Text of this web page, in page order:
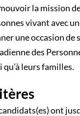
la mission
vivant avec
une occasion de
des
qu’à leurs familles.
ont